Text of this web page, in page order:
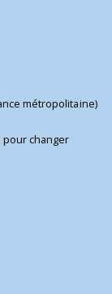
métropolitaine)
pour changer